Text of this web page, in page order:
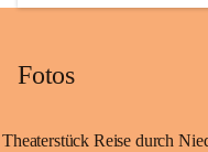
Fotos
Theaterstück Reise durch